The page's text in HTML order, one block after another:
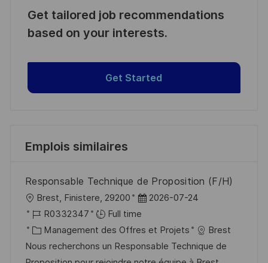
Get tailored job recommendations
based on your interests.
Get Started
Emplois similaires
Responsable Technique de Proposition (F/H)
o
c
a
Brest, Finistere, 29200
D
a
t
e
2026-07-24
R
é
f
R0332347
Full time
C
a
Management des Offres et Projets
Brest
Nous recherchons un Responsable Technique de